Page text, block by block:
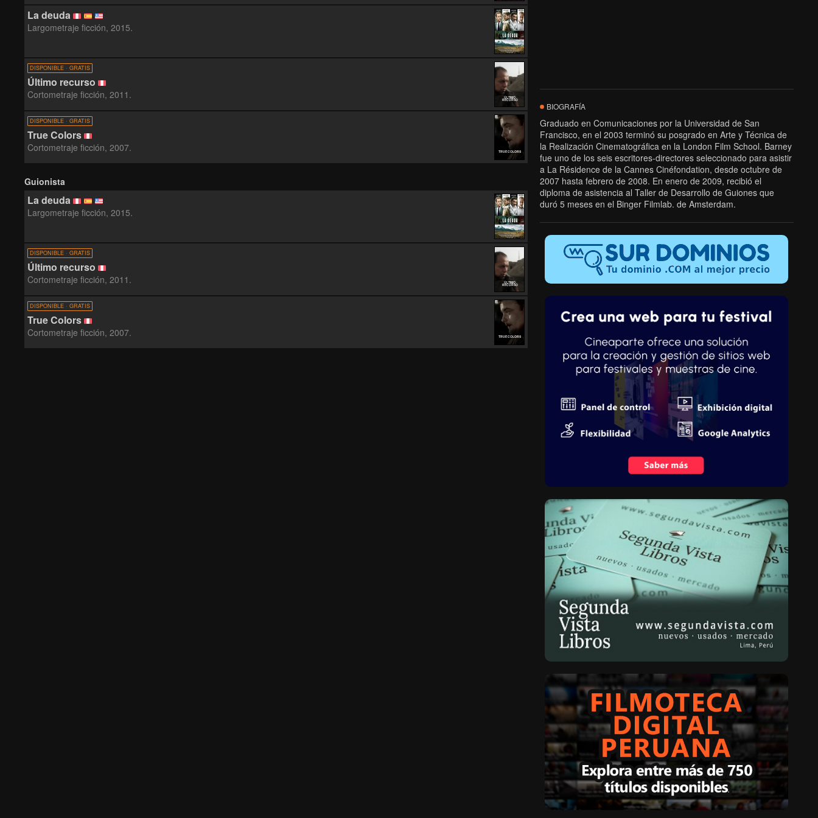
La deuda
Largometraje ficción, 2015.
DISPONIBLE · GRATIS
Último recurso
Cortometraje ficción, 2011. ÚLTIMO
RECURSO
DISPONIBLE · GRATIS
True Colors
Cortometraje ficción, 2007. TRUE COLORS
Guionista
La deuda
Largometraje ficción, 2015.
DISPONIBLE · GRATIS
Último recurso
Cortometraje ficción, 2011. ÚLTIMO
RECURSO
DISPONIBLE · GRATIS
True Colors
Cortometraje ficción, 2007. TRUE COLORS
BIOGRAFÍA
Graduado en Comunicaciones por la Universidad de San
Francisco, en el 2003 terminó su posgrado en Arte y Técnica de
la Realización Cinematográfica en la London Film School. Barney
fue uno de los seis escritores-directores seleccionado para asistir
a La Résidence de la Cannes Cinéfondation, desde octubre de
2007 hasta febrero de 2008. En enero de 2009, recibió el
diploma de asistencia al Taller de Desarrollo de Guiones que
duró 5 meses en el Binger Filmlab. de Amsterdam.